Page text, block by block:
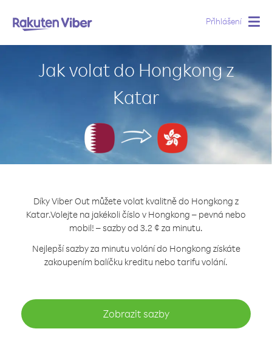
Přihlášení
Jak volat do Hongkong z
Katar
Díky Viber Out můžete volat kvalitně do Hongkong z
Katar.Volejte na jakékoli číslo v Hongkong – pevná nebo
mobil! – sazby od 3.2 ¢ za minutu.
Nejlepší sazby za minutu volání do Hongkong získáte
zakoupením balíčku kreditu nebo tarifu volání.
Zobrazit sazby